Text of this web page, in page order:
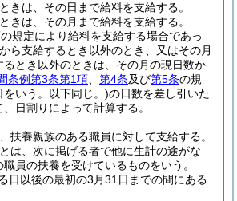
きは、その日まで給料を支給する。
きは、その月まで給料を支給する。
の規定により給料を支給する場合であっ
ら支給するとき以外のとき、又はその月
るとき以外のときは、その月の現日数か
条例第3条第1項 第4条及び第5条の規
をいう。以下同じ。)の日数を差し引いた
日割りによって計算する。
扶養親族のある職員に対して支給する。
は、次に掲げる者で他に生計の途がな
員の扶養を受けているものをいう。
日以後の最初の3月31日までの間にある